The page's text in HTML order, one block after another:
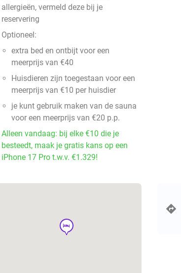
allergieën, vermeld deze bij je
reservering
Optioneel:
extra bed en ontbijt voor een
meerprijs van €40
Huisdieren zijn toegestaan voor een
meerprijs van €10 per huisdier
je kunt gebruik maken van de sauna
voor een meerprijs van €20 p.p.
Alleen vandaag: bij elke €10 die je
besteedt, maak je gratis kans op een
iPhone 17 Pro t.w.v. €1.329!
hotel